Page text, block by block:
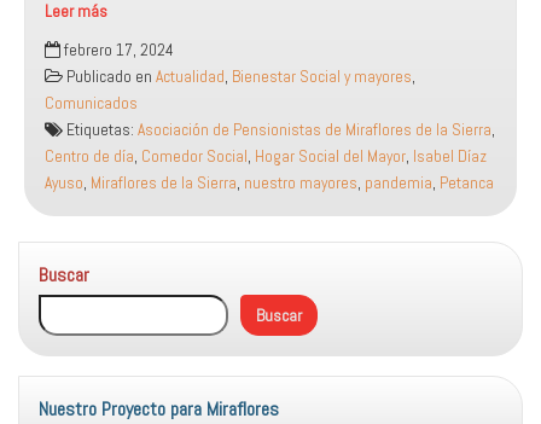
Leer más
Nuestros
mayores,
con
su
experiencia
y
sabiduría,
son
una
parte
importante
de
Miraflores
de
la
febrero 17, 2024
Publicado en Actualidad, Bienestar Social y mayores,
Comunicados
Etiquetas: Asociación de Pensionistas de Miraflores de la Sierra,
Centro de día, Comedor Social, Hogar Social del Mayor, Isabel Díaz
Ayuso, Miraflores de la Sierra, nuestro mayores, pandemia, Petanca
Buscar
Buscar
Nuestro Proyecto para Miraflores